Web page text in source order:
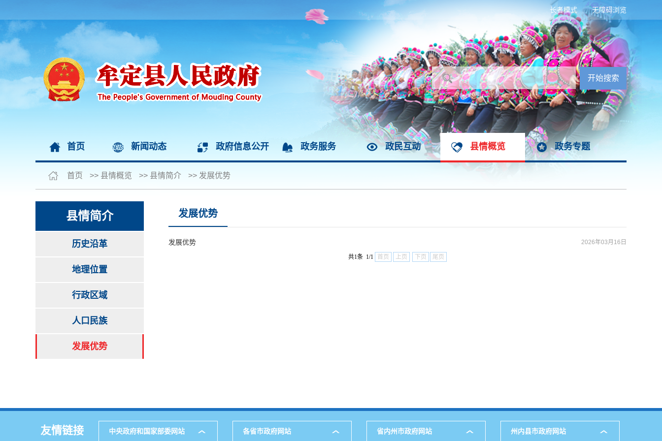
无障碍浏览
长者模式
首页 新闻动态 政府信息公开 政务服务 政民互动 县情概览 政务专题
首页 >> 县情概览 >> 县情简介 >> 发展优势
县情简介
历史沿革
地理位置
行政区域
人口民族
发展优势
发展优势
2026年03月16日
发展优势
共1条 1/1 首页 上页 下页 尾页
友情链接 中央政府和国家部委网站 各省市政府网站 省内州市政府网站 州内县市政府网站